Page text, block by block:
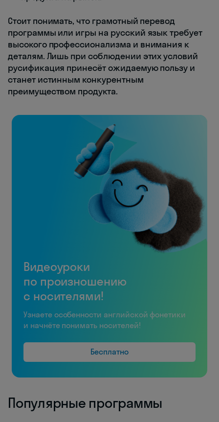
Стоит понимать, что грамотный перевод
программы или игры на русский язык требует
высокого профессионализма и внимания к
деталям. Лишь при соблюдении этих условий
русификация принесёт ожидаемую пользу и
станет истинным конкурентным
преимуществом продукта.
Видеоуроки
по произношению
с носителями!
Узнаете особенности английской фонетики
и начнёте понимать носителей!
Бесплатно
Популярные программы